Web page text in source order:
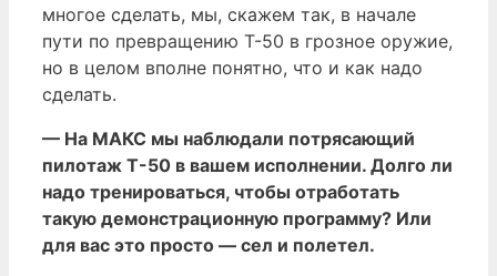
многое сделать, мы, скажем так, в начале
пути по превращению Т-50 в грозное оружие,
но в целом вполне понятно, что и как надо
сделать.
— На МАКС мы наблюдали потрясающий
пилотаж Т-50 в вашем исполнении. Долго ли
надо тренироваться, чтобы отработать
такую демонстрационную программу? Или
для вас это просто — сел и полетел.